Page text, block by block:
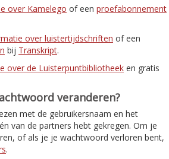
over Kamelego of een proefabonnement
over luistertijdschriften of een
bij Transkript.
over de Luisterpuntbibliotheek en gratis
veranderen?
met de gebruikersnaam en het
van de partners hebt gekregen. Om je
of als je je wachtwoord verloren bent,
.